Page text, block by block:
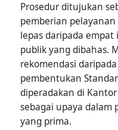
Prosedur ditujukan
pemberian
lepas daripada
publik yang dibahas.
rekomendasi
pembentukan
diperadakan di
sebagai upaya dalam
yang prima.